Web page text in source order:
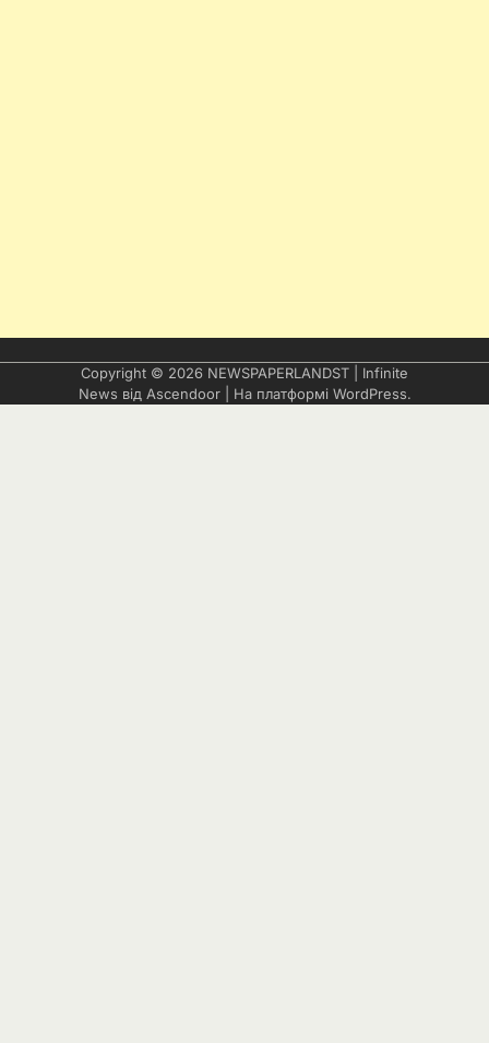
Copyright © 2026 NEWSPAPERLANDST | Infinite
News від Ascendoor| На платформі WordPress.